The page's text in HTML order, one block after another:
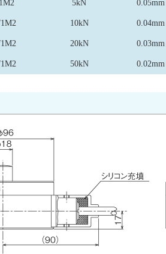
5kN 0.05mm
10kN 0.04mm
20kN 0.03mm
50kN 0.02mm